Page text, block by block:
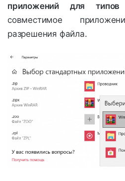
приложений для типов
совместимое
разрешения файла.